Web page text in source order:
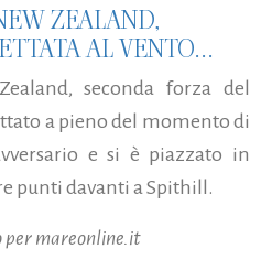
ZEALAND,
AL VENTO...
seconda forza del
a pieno del momento di
e si è piazzato in
punti davanti a Spithill.
per mareonline.it